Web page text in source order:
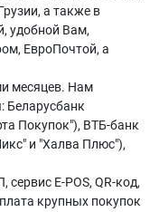
а также в
удобной Вам,
ЕвроПочтой, а
месяцев. Нам
Беларусбанк
Покупок"), ВТБ-банк
и "Халва Плюс"),
E-POS, QR-код,
крупных покупок